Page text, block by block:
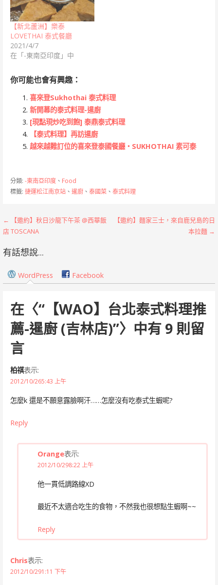
【新北蘆洲】樂泰
LOVETHAI 泰式餐廳
2021/4/7
在「-東南亞印度」中
你可能也會有興趣：
喜來登Sukhothai 泰式料理
新開幕的泰式料理-暹廚
[現點現炒吃到飽] 泰鼎泰式料理
【泰式料理】再訪暹廚
越來越難訂位的喜來登泰國餐廳‧SUKHOTHAI 素可泰
分類: -東南亞印度、 Food
標籤: 捷運松江南京站、 暹廚、 泰國菜、 泰式料理
文
章
導
覽
← 【邀約】秋日沙龍下午茶 @西華飯
店 TOSCANA
【邀約】麵家三士，來自鹿兒島的日
本拉麵 →
有話想說...
WordPress Facebook
在〈“【WAO】台北泰式料理推
薦-暹廚 (吉林店)”〉中有 9 則留
言
柏祺表示:
2012/10/265:43 上午
怎麼k 還是不願意露臉啊汗……怎麼沒有吃泰式生蝦呢?
Reply
Orange表示:
2012/10/298:22 上午
他一貫低調路線XD
最近不太適合吃生的食物，不然我也很想點生蝦啊~~
Reply
Chris表示:
2012/10/291:11 下午